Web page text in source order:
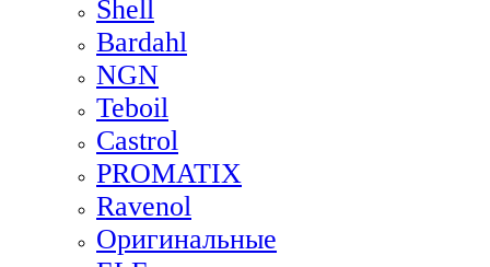
Shell
Bardahl
NGN
Teboil
Castrol
PROMATIX
Ravenol
Оригинальные